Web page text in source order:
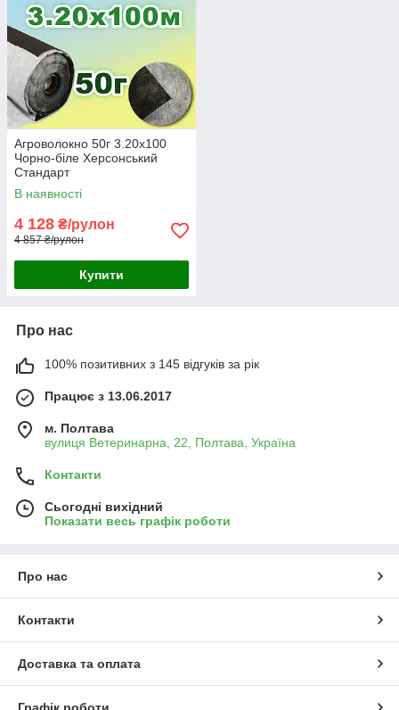
Агроволокно 50г 3.20х100
Чорно-біле Херсонський
Стандарт
В наявності
4 128 ₴/рулон
4 857 ₴/рулон
Купити
Про нас
100% позитивних з 145 відгуків за рік
Працює з 13.06.2017
м. Полтава
вулиця Ветеринарна, 22, Полтава, Україна
Контакти
Сьогодні вихідний
Показати весь графік роботи
Про нас
Контакти
Доставка та оплата